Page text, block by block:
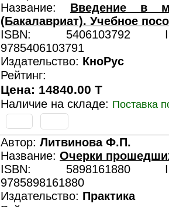
Название: Введение в
(Бакалавриат). Учебное
ISBN: 5406103792
9785406103791
Издательство: КноРус
Рейтинг:
Цена: 14840.00 T
Наличие на складе: Поставка
Автор: Литвинова Ф.П.
Название: Очерки
ISBN: 5898161880
9785898161880
Издательство: Практика